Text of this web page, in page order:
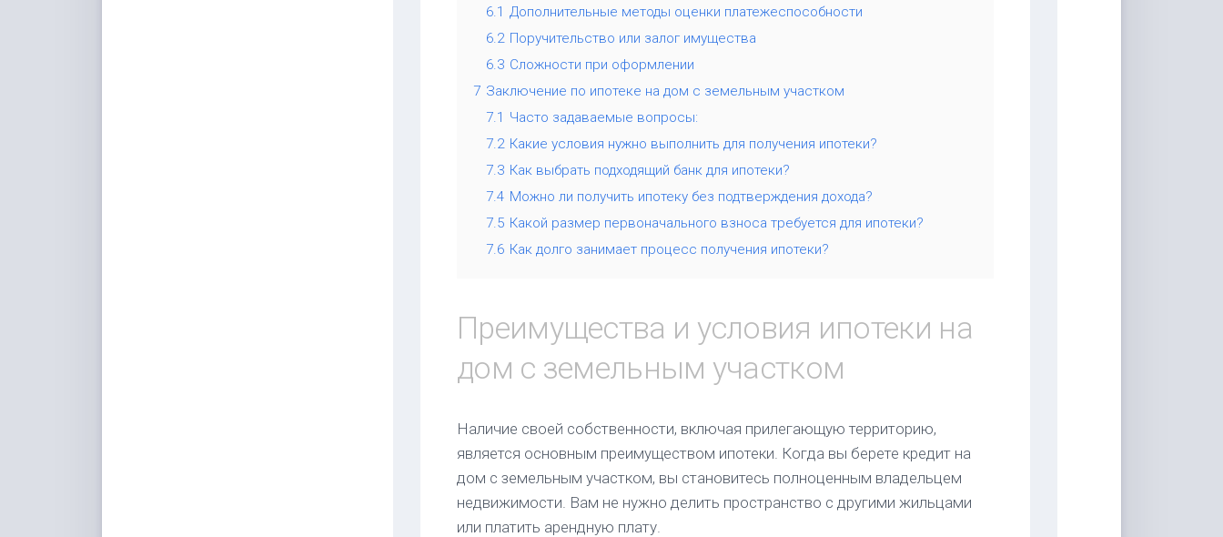
6.1 Дополнительные методы оценки платежеспособности
6.2 Поручительство или залог имущества
6.3 Сложности при оформлении
7 Заключение по ипотеке на дом с земельным участком
7.1 Часто задаваемые вопросы:
7.2 Какие условия нужно выполнить для получения ипотеки?
7.3 Как выбрать подходящий банк для ипотеки?
7.4 Можно ли получить ипотеку без подтверждения дохода?
7.5 Какой размер первоначального взноса требуется для ипотеки?
7.6 Как долго занимает процесс получения ипотеки?
Преимущества и условия ипотеки на
дом с земельным участком
Наличие своей собственности, включая прилегающую территорию,
является основным преимуществом ипотеки. Когда вы берете кредит на
дом с земельным участком, вы становитесь полноценным владельцем
недвижимости. Вам не нужно делить пространство с другими жильцами
или платить арендную плату.